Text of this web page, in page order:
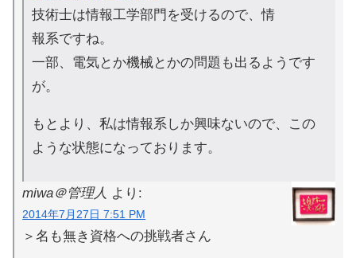
技術士は情報工学部門を受けるので、情
報系ですね。
一部、電気とか機械とかの問題も出るようです
が。
もとより、私は情報系しか興味ないので、この
ような状態になっております。
miwa＠管理人 より:
2014年7月27日 7:51 PM
＞名も無き資格への挑戦者さん